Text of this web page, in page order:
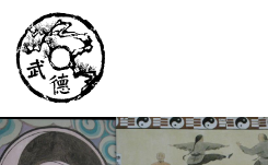
Институт Исследования
Школа тайцзи-цюань стиля Чэнь,
Андрей Середняков.